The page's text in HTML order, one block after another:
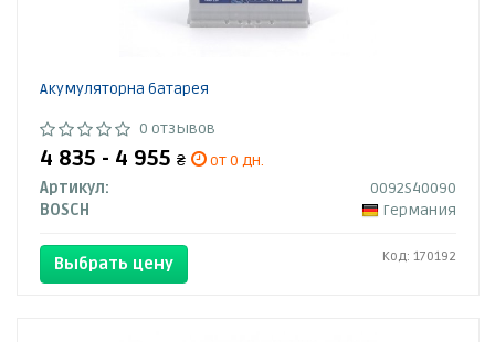
Акумуляторна батарея
0 отзывов
4 835 - 4 955 ₴
от 0 дн.
Артикул:
0092S40090
BOSCH
Германия
Выбрать цену Код: 170192